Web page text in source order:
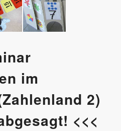
im
2)
<<<